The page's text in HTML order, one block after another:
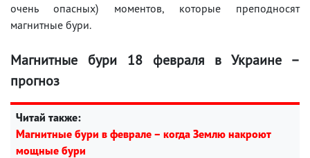
очень опасных) моментов, которые преподносят
магнитные бури.
Магнитные бури 18 февраля в Украине –
прогноз
Читай также:
Магнитные бури в феврале – когда Землю накроют
мощные бури